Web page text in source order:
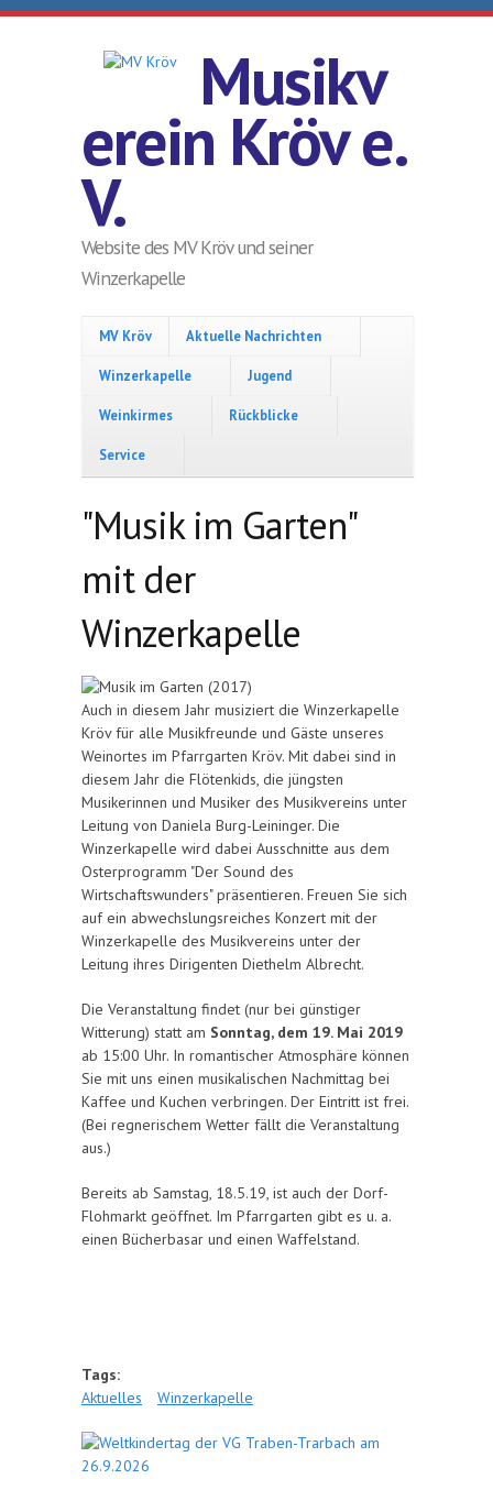
Direkt zum Inhalt
Musikv
erein Kröv e.
V.
Website des MV Kröv und seiner
Winzerkapelle
MV Kröv Aktuelle Nachrichten
Winzerkapelle Jugend
Weinkirmes Rückblicke
Service
"Musik im Garten"
mit der
Winzerkapelle
Auch in diesem Jahr musiziert die Winzerkapelle
Kröv für alle Musikfreunde und Gäste unseres
Weinortes im Pfarrgarten Kröv. Mit dabei sind in
diesem Jahr die Flötenkids, die jüngsten
Musikerinnen und Musiker des Musikvereins unter
Leitung von Daniela Burg-Leininger. Die
Winzerkapelle wird dabei Ausschnitte aus dem
Osterprogramm "Der Sound des
Wirtschaftswunders" präsentieren. Freuen Sie sich
auf ein abwechslungsreiches Konzert mit der
Winzerkapelle des Musikvereins unter der
Leitung ihres Dirigenten Diethelm Albrecht.
Die Veranstaltung findet (nur bei günstiger
Witterung) statt am Sonntag, dem 19. Mai 2019
ab 15:00 Uhr. In romantischer Atmosphäre können
Sie mit uns einen musikalischen Nachmittag bei
Kaffee und Kuchen verbringen. Der Eintritt ist frei.
(Bei regnerischem Wetter fällt die Veranstaltung
aus.)
Bereits ab Samstag, 18.5.19, ist auch der Dorf-
Flohmarkt geöffnet. Im Pfarrgarten gibt es u. a.
einen Bücherbasar und einen Waffelstand.
Tags:
Aktuelles
Winzerkapelle